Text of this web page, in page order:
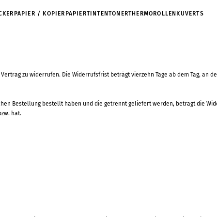
/ KOPIERPAPIERTINTEN TONERTHERMOROLLEN KUVERTS
zu widerrufen. Die Widerrufsfrist beträgt vierzehn Tage ab dem Tag,
Bestellung bestellt haben und die getrennt geliefert werden, beträgt die
hat.